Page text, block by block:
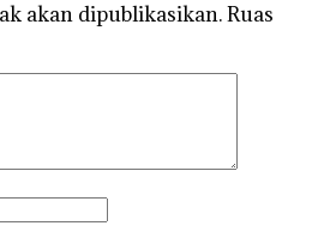
akan dipublikasikan.Ruas